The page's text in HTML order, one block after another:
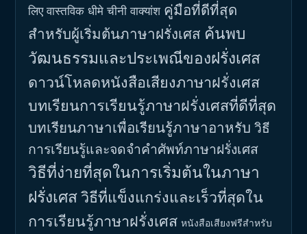
लिए वास्तविक धीमे चीनी वाक्यांश คู่มือที่ดีที่สุด
สำหรับผู้เริ่มต้นภาษาฝรั่งเศส ค้นพบ
วัฒนธรรมและประเพณีของฝรั่งเศส
ดาวน์โหลดหนังสือเสียงภาษาฝรั่งเศส
บทเรียนการเรียนรู้ภาษาฝรั่งเศสที่ดีที่สุด
บทเรียนภาษาเพื่อเรียนรู้ภาษาอาหรับ วิธี
การเรียนรู้และจดจำคำศัพท์ภาษาฝรั่งเศส
วิธีที่ง่ายที่สุดในการเริ่มต้นในภาษา
ฝรั่งเศสวิธีที่แข็งแกร่งและเร็วที่สุดใน
การเรียนรู้ภาษาฝรั่งเศส หนังสือเสียงฟรีสำหรับ